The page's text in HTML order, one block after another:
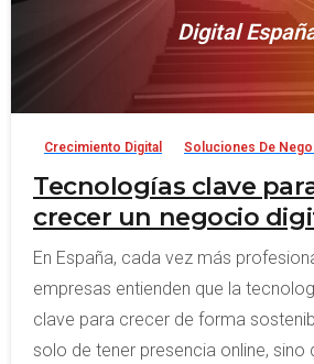
Digital
Crecimiento Digital Soluciones De
Tecnologías clave
crecer un negocio
En España, cada vez más
empresas entienden que la
clave para crecer de forma
solo de tener presencia online, sino